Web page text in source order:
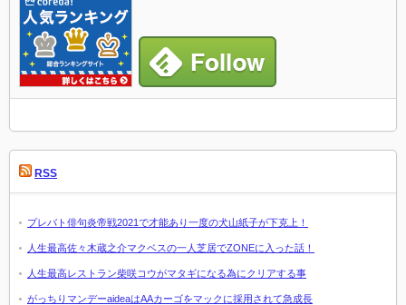
RSS
プレバト俳句炎帝戦2021で才能あり一度の犬山紙子が下克上！
人生最高佐々木蔵之介マクベスの一人芝居でZONEに入った話！
人生最高レストラン柴咲コウがマタギになる為にクリアする事
がっちりマンデーaideaはAAカーゴをマックに採用されて急成長